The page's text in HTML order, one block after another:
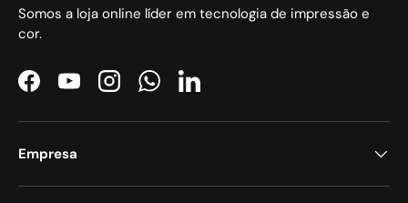
Somos a loja online líder em tecnologia de impressão e
cor.
FacebookYouTubeInstagramWhatsAppLinkedIn
Empresa